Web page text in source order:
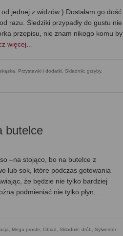
jednej z widzów:) Dostałam go dość
razu. Śledziki przypadły do gustu nie
przepisu, nie znam nikogo komu by
więcej…
, Przystawki i dodatki, Składnik: grzyby,
butelce
–na stojąco, bo na butelce z
lub sok, które podczas gotowania
że będzie nie tylko bardziej
podmieniać nie tylko płyn, …
, Mega proste, Obiad, Składnik: drób, Sylwester